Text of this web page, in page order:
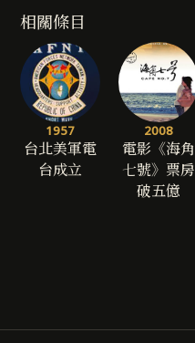
相關條目
1957
台北美軍電
台成立
2008
電影《海角
七號》票房
破五億